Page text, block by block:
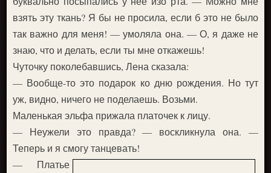
взять эту ткань? Я бы не просила, если б это не было
так важно для меня! — умоляла она. — О, я даже не
знаю, что и делать, если ты мне откажешь!
Чуточку поколебавшись, Лена сказала:
— Вообще-то это подарок ко дню рождения. Но тут
уж, видно, ничего не поделаешь. Возьми.
Маленькая эльфа прижала платочек к лицу.
— Неужели это правда? — воскликнула она. —
Теперь и я смогу танцевать!
— Платье